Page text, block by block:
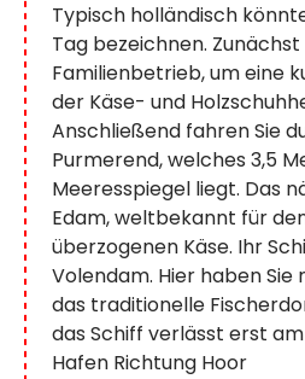
Typisch holländisch
Tag bezeichnen.
Familienbetrieb, um eine
der Käse- und
Anschließend fahren Sie
Purmerend, welches 3,5
Meeresspiegel liegt. Das
Edam, weltbekannt für
überzogenen Käse. Ihr
Volendam. Hier haben Sie
das traditionelle
das Schiff verlässt erst
Hafen Richtung Hoor